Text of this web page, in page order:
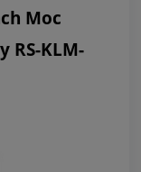
Moc
RS-KLM-